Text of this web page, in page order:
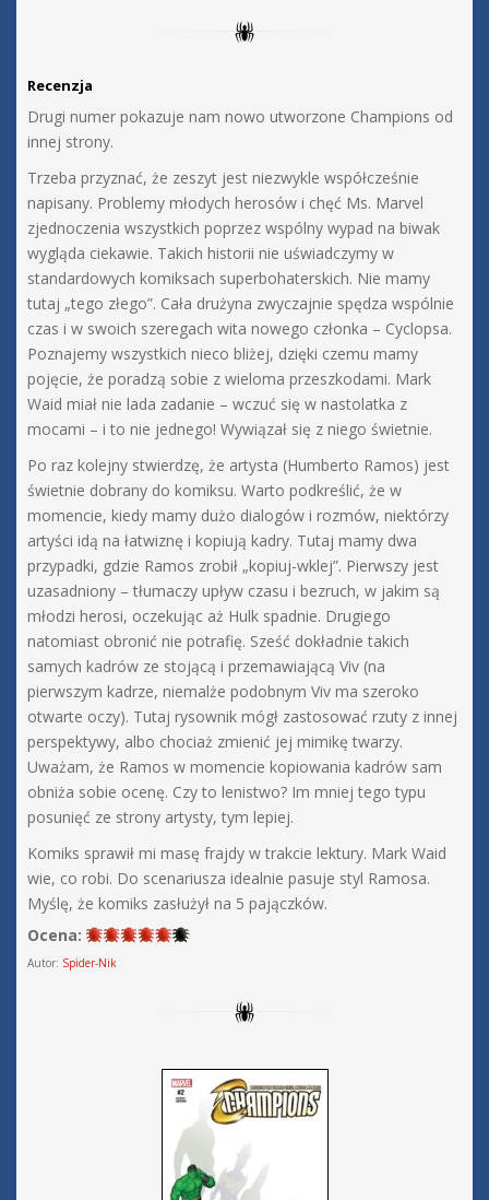
Recenzja
Drugi numer pokazuje nam nowo utworzone Champions od
innej strony.
Trzeba przyznać, że zeszyt jest niezwykle współcześnie
napisany. Problemy młodych herosów i chęć Ms. Marvel
zjednoczenia wszystkich poprzez wspólny wypad na biwak
wygląda ciekawie. Takich historii nie uświadczymy w
standardowych komiksach superbohaterskich. Nie mamy
tutaj „tego złego”. Cała drużyna zwyczajnie spędza wspólnie
czas i w swoich szeregach wita nowego członka – Cyclopsa.
Poznajemy wszystkich nieco bliżej, dzięki czemu mamy
pojęcie, że poradzą sobie z wieloma przeszkodami. Mark
Waid miał nie lada zadanie – wczuć się w nastolatka z
mocami – i to nie jednego! Wywiązał się z niego świetnie.
Po raz kolejny stwierdzę, że artysta (Humberto Ramos) jest
świetnie dobrany do komiksu. Warto podkreślić, że w
momencie, kiedy mamy dużo dialogów i rozmów, niektórzy
artyści idą na łatwiznę i kopiują kadry. Tutaj mamy dwa
przypadki, gdzie Ramos zrobił „kopiuj-wklej”. Pierwszy jest
uzasadniony – tłumaczy upływ czasu i bezruch, w jakim są
młodzi herosi, oczekując aż Hulk spadnie. Drugiego
natomiast obronić nie potrafię. Sześć dokładnie takich
samych kadrów ze stojącą i przemawiającą Viv (na
pierwszym kadrze, niemalże podobnym Viv ma szeroko
otwarte oczy). Tutaj rysownik mógł zastosować rzuty z innej
perspektywy, albo chociaż zmienić jej mimikę twarzy.
Uważam, że Ramos w momencie kopiowania kadrów sam
obniża sobie ocenę. Czy to lenistwo? Im mniej tego typu
posunięć ze strony artysty, tym lepiej.
Komiks sprawił mi masę frajdy w trakcie lektury. Mark Waid
wie, co robi. Do scenariusza idealnie pasuje styl Ramosa.
Myślę, że komiks zasłużył na 5 pajączków.
Ocena:
Autor: Spider-Nik